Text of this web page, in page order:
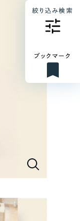
絞り込み検索
ブックマーク